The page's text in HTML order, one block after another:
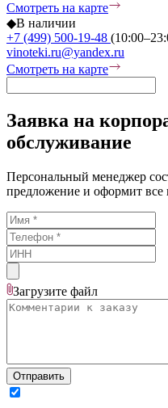
Смотреть на карте
◆В наличии
+7 (499) 500-19-48
vinoteki.ru@yandex.ru
Смотреть на карте
Заявка на
обслуживание
Персональный менеджер
предложение и оформит
Загрузите файл
Отправить